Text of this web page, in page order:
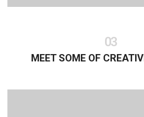
03
MEET SOME OF